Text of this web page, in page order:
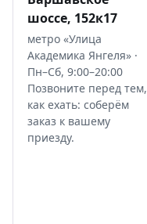
шоссе, 152к17
метро «Улица
Академика Янгеля» ·
Пн–Сб, 9:00–20:00
Позвоните перед тем,
как ехать: соберём
заказ к вашему
приезду.